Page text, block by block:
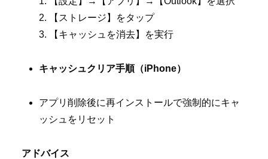
2. 【ストレージ】をタップ
3. 【キャッシュを消去】を実行
キャッシュクリア手順（iPhone）
アプリ削除後に再インストールで強制的にキャ
ッシュをリセット
アドバイス